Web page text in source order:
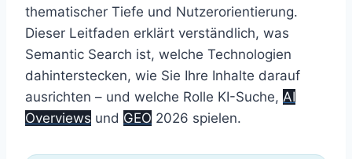
thematischer Tiefe und Nutzerorientierung.
Dieser Leitfaden erklärt verständlich, was
Semantic Search ist, welche Technologien
dahinterstecken, wie Sie Ihre Inhalte darauf
ausrichten – und welche Rolle KI-Suche, AI
Overviews und GEO 2026 spielen.